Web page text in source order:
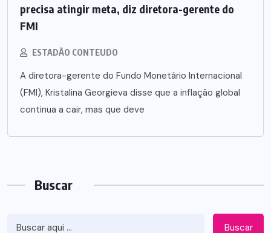
precisa atingir meta, diz diretora-gerente do
FMI
ESTADÃO CONTEUDO
A diretora-gerente do Fundo Monetário Internacional
(FMI), Kristalina Georgieva disse que a inflação global
continua a cair, mas que deve
Buscar
Buscar